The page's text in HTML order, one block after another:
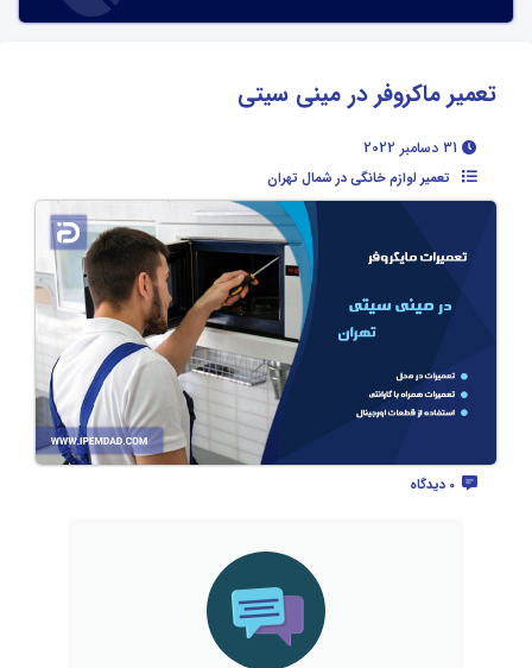
تعمیر ماکروفر در مینی سیتی
تعمیر لوازم خانگی در شمال تهران